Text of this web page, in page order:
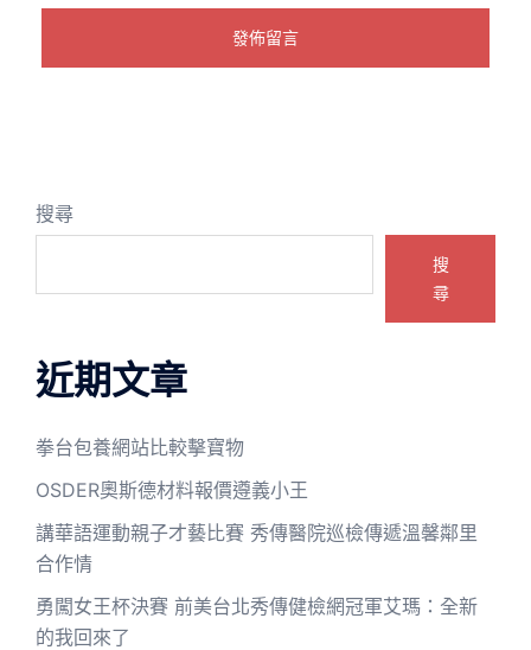
搜尋
搜
尋
近期文章
拳台包養網站比較擊寶物
OSDER奧斯德材料報價遵義小王
講華語運動親子才藝比賽 秀傳醫院巡檢傳遞溫馨鄰里
合作情
勇闖女王杯決賽 前美台北秀傳健檢網冠軍艾瑪：全新
的我回來了